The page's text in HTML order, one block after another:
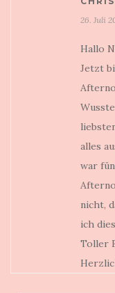
26. Juli
Hallo
Jetzt
alles
war
nicht,
ich
Toller